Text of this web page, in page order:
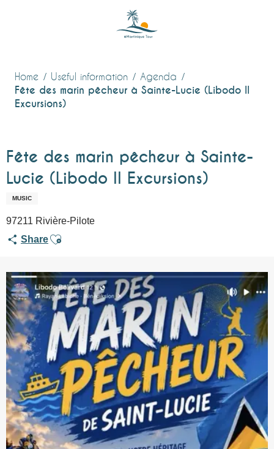
Home Useful information Agenda
Fête des marin pêcheur à Sainte-Lucie (Libodo II
Excursions)
Fête des marin pêcheur à Sainte-
Lucie (Libodo II Excursions)
MUSIC
97211 Rivière-Pilote
ShareAjouter aux favoris